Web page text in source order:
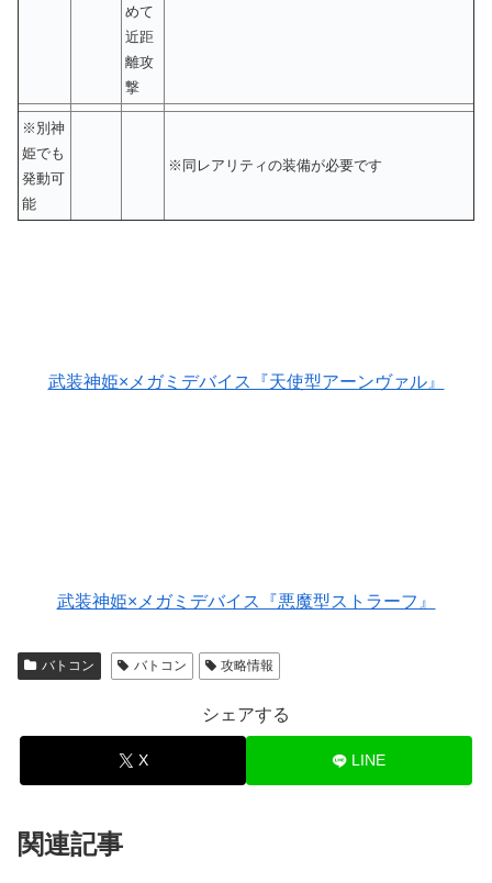
めて
近距
離攻
撃
※別神
姫でも
発動可
能
※同レアリティの装備が必要です
武装神姫×メガミデバイス『天使型アーンヴァル』
武装神姫×メガミデバイス『悪魔型ストラーフ』
バトコン バトコン 攻略情報
シェアする
X LINE
関連記事